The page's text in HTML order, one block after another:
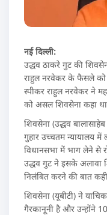
नई दिल्ली:
उद्धव ठाकरे गुट की
राहुल नरवेकर के फैसले को
स्पीकर राहुल नरवेकर ने
को असल शिवसेना कहा
शिवसेना (उद्धव
गुहार उच्चतम न्यायालय में
विधानसभा में भाग लेने से
उद्धव गुट ने इसके अलावा
निलंबित करने की बात
शिवसेना (यूबीटी) ने
गैरकानूनी है और उन्होंने